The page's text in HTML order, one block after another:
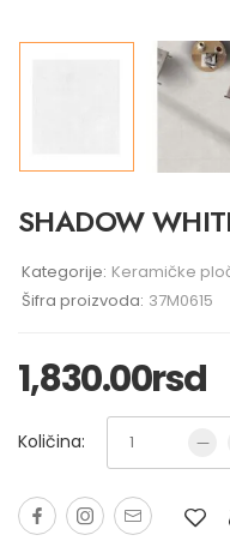
SHADOW
Kategorije: Keramičke
Šifra proizvoda: 37M0615
1,830.00rsd
Količina: